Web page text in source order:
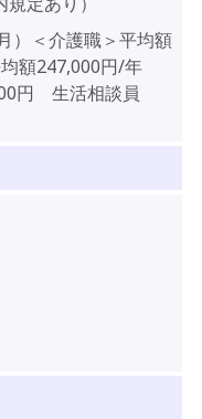
）＜介護職＞平均額
額247,000円/年
円 生活相談員